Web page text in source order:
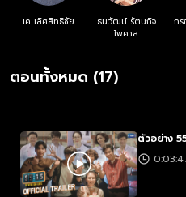
เค เลิศสิทธิชัย
ธนวัฒน์ รัตนกิจ
ไพศาล
ก
ตอนทั้งหมด (17)
ตัวอย่าง